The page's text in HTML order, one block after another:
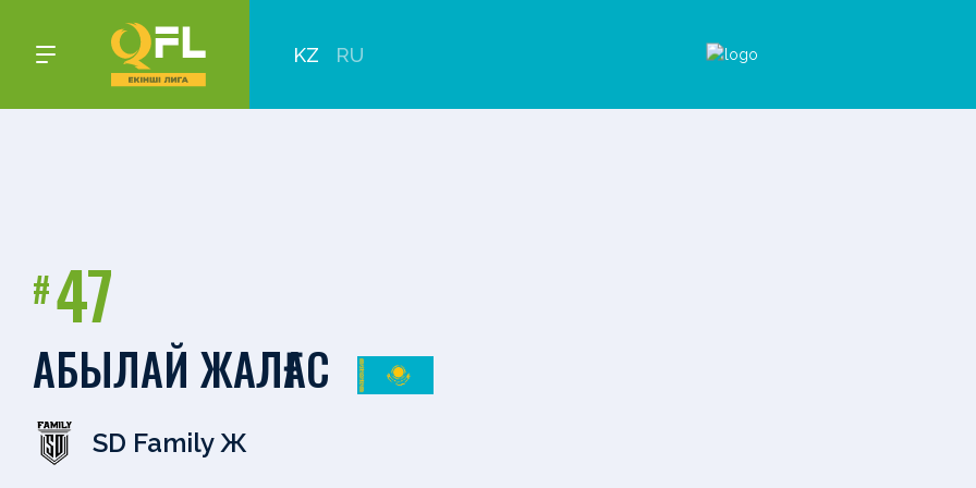
KZ RU
#47
АБЫЛАЙ ЖАЛҒАС
SD Family Ж